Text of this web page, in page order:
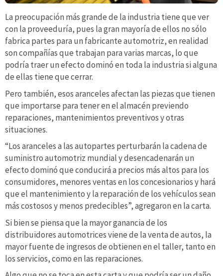
La preocupación más grande de la industria tiene que ver
con la proveeduría, pues la gran mayoría de ellos no sólo
fabrica partes para un fabricante automotriz, en realidad
son compañías que trabajan para varias marcas, lo que
podría traer un efecto dominó en toda la industria si alguna
de ellas tiene que cerrar.
Pero también, esos aranceles afectan las piezas que tienen
que importarse para tener en el almacén previendo
reparaciones, mantenimientos preventivos y otras
situaciones.
“Los aranceles a las autopartes perturbarán la cadena de
suministro automotriz mundial y desencadenarán un
efecto dominó que conducirá a precios más altos para los
consumidores, menores ventas en los concesionarios y hará
que el mantenimiento y la reparación de los vehículos sean
más costosos y menos predecibles”, agregaron en la carta.
Si bien se piensa que la mayor ganancia de los
distribuidores automotrices viene de la venta de autos, la
mayor fuente de ingresos de obtienen en el taller, tanto en
los servicios, como en las reparaciones.